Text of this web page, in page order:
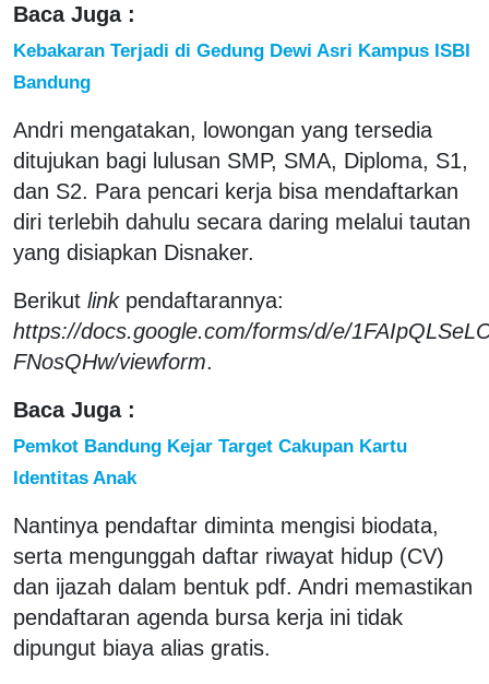
Baca Juga :
Kebakaran Terjadi di Gedung Dewi Asri Kampus ISBI
Bandung
Andri mengatakan, lowongan yang tersedia
ditujukan bagi lulusan SMP, SMA, Diploma, S1,
dan S2. Para pencari kerja bisa mendaftarkan
diri terlebih dahulu secara daring melalui tautan
yang disiapkan Disnaker.
Berikut linkpendaftarannya:
https://docs.google.com/forms/d/e/
FNosQHw/viewform.
Baca Juga :
Pemkot Bandung Kejar Target Cakupan Kartu
Identitas Anak
Nantinya pendaftar diminta mengisi biodata,
serta mengunggah daftar riwayat hidup (CV)
dan ijazah dalam bentuk pdf. Andri memastikan
pendaftaran agenda bursa kerja ini tidak
dipungut biaya alias gratis.